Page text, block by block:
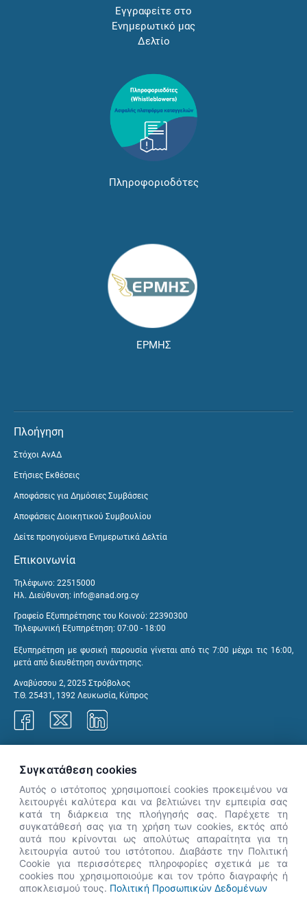
Εγγραφείτε στο
Ενημερωτικό μας
Δελτίο
Πληροφοριοδότες
ΕΡΜΗΣ
Πλοήγηση
Στόχοι ΑνΑΔ
Ετήσιες Εκθέσεις
Αποφάσεις για Δημόσιες Συμβάσεις
Αποφάσεις Διοικητικού Συμβουλίου
Δείτε προηγούμενα Ενημερωτικά Δελτία
Επικοινωνία
Τηλέφωνο: 22515000
Ηλ. Διεύθυνση: info@anad.org.cy
Γραφείο Εξυπηρέτησης του Κοινού: 22390300
Τηλεφωνική Εξυπηρέτηση: 07:00 - 18:00
Εξυπηρέτηση με φυσική παρουσία γίνεται από τις 7:00 μέχρι τις 16:00,
μετά από διευθέτηση συνάντησης.
Αναβύσσου 2, 2025 Στρόβολος
Τ.Θ. 25431, 1392 Λευκωσία, Κύπρος
👋 Καλώς ήρθες! Είμαι η Νόησις.
Πες μου πώς μπορώ να σε βοηθήσω
σήμερα.
Συγκατάθεση cookies
Αυτός ο ιστότοπος χρησιμοποιεί cookies προκειμένου να
λειτουργέι καλύτερα και να βελτιώνει την εμπειρία σας
κατά τη διάρκεια της πλοήγησής σας. Παρέχετε τη
συγκατάθεσή σας για τη χρήση των cookies, εκτός από
αυτά που κρίνονται ως απολύτως απαραίτητα για τη
λειτουργία αυτού του ιστότοπου. Διαβάστε την Πολιτική
Cookie για περισσότερες πληροφορίες σχετικά με τα
cookies που χρησιμοποιούμε και τον τρόπο διαγραφής ή
αποκλεισμού τους. Πολιτική Προσωπικών Δεδομένων